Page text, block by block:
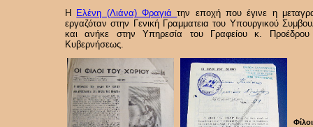
Η
Ελένη (Λιάνα) Φραγιάτην εποχή που έγινε η
εργαζόταν στην Γενική Γραμματεια του Υπουργικού
και ανήκε στην Υπηρεσία του Γραφείου κ. Προέδρου
Κυβερνήσεως.